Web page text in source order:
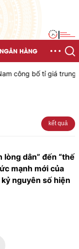
HÀNG
công bố tỉ giá trung
kết quả
lòng dân” đến “thế
mạnh mới của
nguyên số hiện